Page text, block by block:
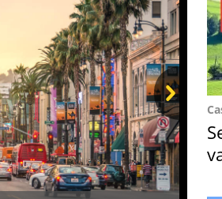
Next